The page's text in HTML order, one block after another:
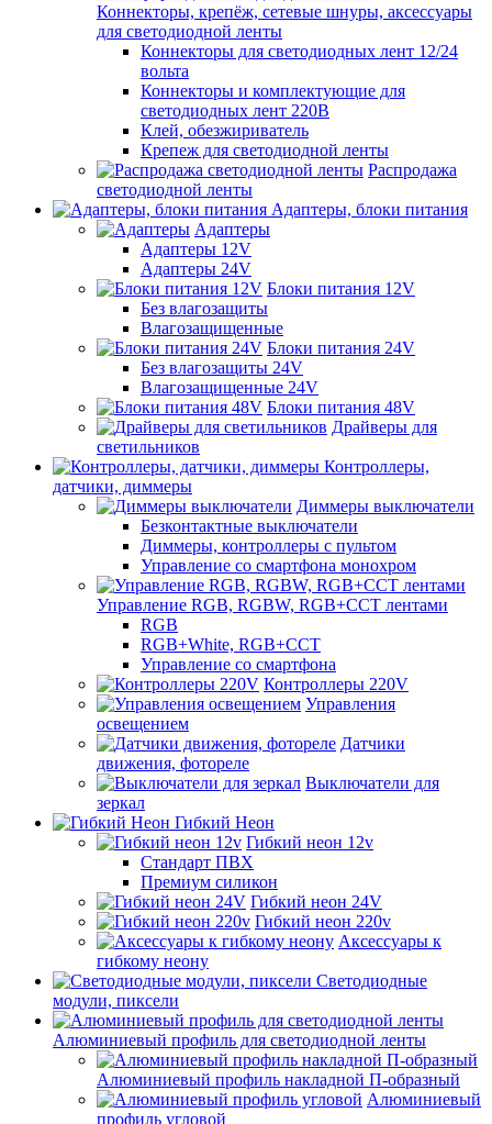
Коннекторы, крепёж, сетевые шнуры, аксессуары
для светодиодной ленты
Коннекторы для светодиодных лент 12/24
вольта
Коннекторы и комплектующие для
светодиодных лент 220В
Клей, обезжириватель
Крепеж для светодиодной ленты
Распродажа
светодиодной ленты
Адаптеры, блоки питания
Адаптеры
Адаптеры 12V
Адаптеры 24V
Блоки питания 12V
Без влагозащиты
Влагозащищенные
Блоки питания 24V
Без влагозащиты 24V
Влагозащищенные 24V
Блоки питания 48V
Драйверы для
светильников
Контроллеры,
датчики, диммеры
Диммеры выключатели
Безконтактные выключатели
Диммеры, контроллеры с пультом
Управление со смартфона монохром
Управление RGB, RGBW, RGB+CCT лентами
RGB
RGB+White, RGB+CCT
Управление со смартфона
Контроллеры 220V
Управления
освещением
Датчики
движения, фотореле
Выключатели для
зеркал
Гибкий Неон
Гибкий неон 12v
Стандарт ПВХ
Премиум силикон
Гибкий неон 24V
Гибкий неон 220v
Аксессуары к
гибкому неону
Светодиодные
модули, пиксели
Алюминиевый профиль для светодиодной ленты
Алюминиевый профиль накладной П-образный
Алюминиевый
профиль угловой